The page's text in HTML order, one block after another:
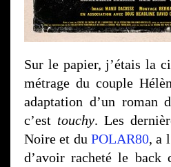
Sur le papier, j’étais la
métrage du couple
adaptation d’un roman
c’est touchy. Les
Noire et du POLAR80, a
d’avoir racheté le back